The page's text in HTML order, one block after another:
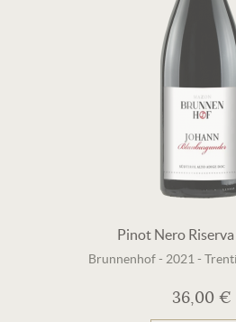
Pinot Nero
Brunnenhof - 2021 -
36,00 €